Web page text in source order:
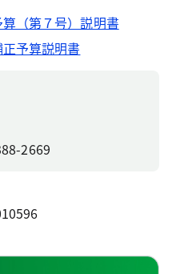
（第７号）説明書
予算説明書
2669